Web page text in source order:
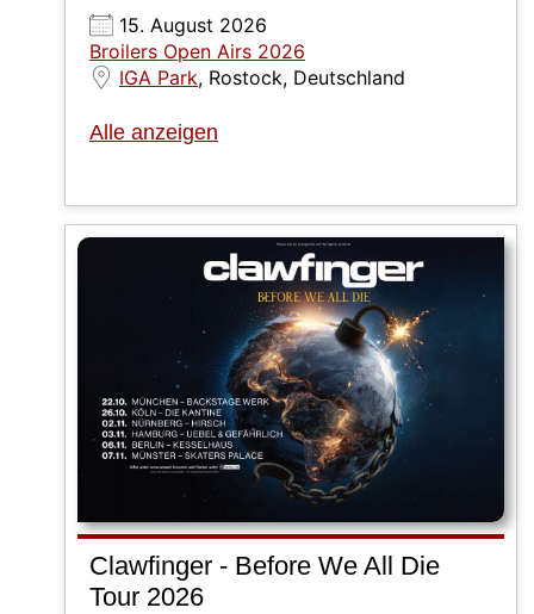
15. August 2026
Broilers Open Airs 2026
IGA Park, Rostock, Deutschland
Alle anzeigen
Clawfinger - Before We All Die
Tour 2026